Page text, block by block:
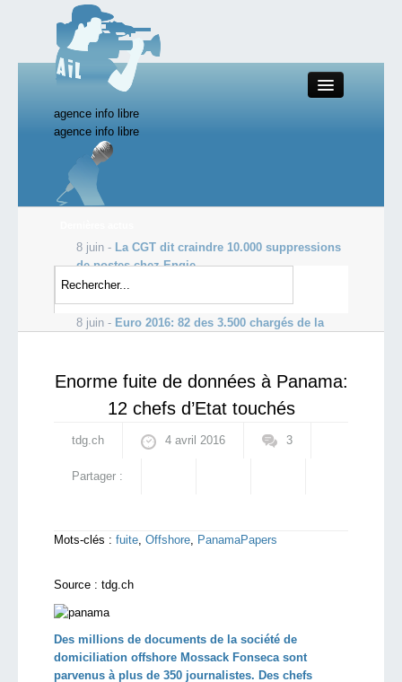
agence info libre
Close
Productions AIL
Actualité
Starting Doc
agence info libre
8 juin - La CGT dit craindre 10.000 suppressions
de postes chez Engie
8 juin -Affaire Boulin : des témoignages
accréditent la thèse de l’assassinat
8 juin - Euro 2016: 82 des 3.500 chargés de la
Enorme fuite de données à Panama:
12 chefs d’Etat touchés
tdg.ch 4 avril 2016 3
Partager :
Mots-clés : fuite, Offshore, PanamaPapers
Source : tdg.ch
Des millions de documents de la société de
domiciliation offshore Mossack Fonseca sont
parvenus à plus de 350 journalistes. Des chefs